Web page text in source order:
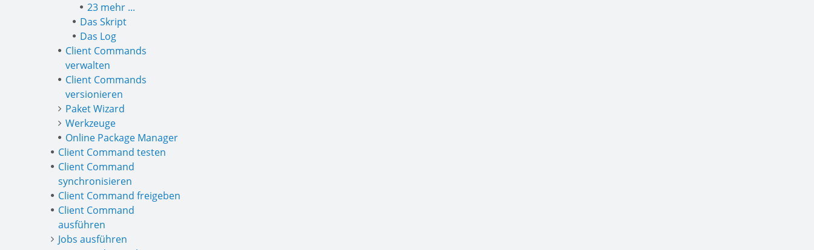
23 mehr ...
Das Skript
Das Log
Client Commands
verwalten
Client Commands
versionieren
Paket Wizard
Werkzeuge
Online Package Manager
Client Command testen
Client Command
synchronisieren
Client Command freigeben
Client Command
ausführen
Jobs ausführen